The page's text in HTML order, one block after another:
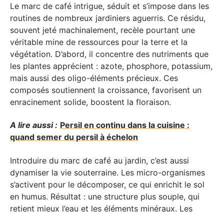
Le marc de café intrigue, séduit et s’impose dans les
routines de nombreux jardiniers aguerris. Ce résidu,
souvent jeté machinalement, recèle pourtant une
véritable mine de ressources pour la terre et la
végétation. D’abord, il concentre des nutriments que
les plantes apprécient : azote, phosphore, potassium,
mais aussi des oligo-éléments précieux. Ces
composés soutiennent la croissance, favorisent un
enracinement solide, boostent la floraison.
A lire aussi : Persil en continu dans la cuisine :
quand semer du persil à échelon
Introduire du marc de café au jardin, c’est aussi
dynamiser la vie souterraine. Les micro-organismes
s’activent pour le décomposer, ce qui enrichit le sol
en humus. Résultat : une structure plus souple, qui
retient mieux l’eau et les éléments minéraux. Les